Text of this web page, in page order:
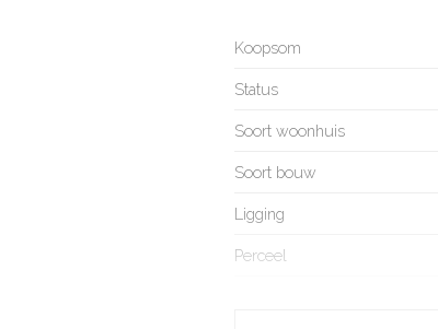
Koopsom
Status
Soort woonhuis
Soort bouw
Ligging
Perceel